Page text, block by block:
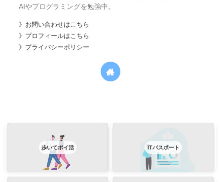
AIやプログラミングを勉強中。
》お問い合わせはこちら
》プロフィールはこちら
》プライバシーポリシー
歩いてポイ活 ITパスポート